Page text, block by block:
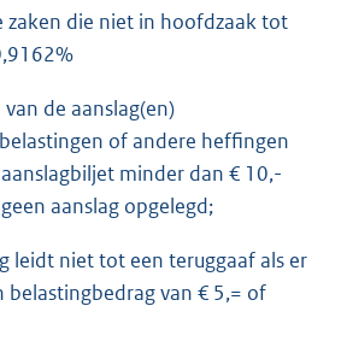
zaken die niet in hoofdzaak tot
de aanslag(en)
of andere heffingen
minder dan € 10,-
aanslag opgelegd;
leidt niet tot een teruggaaf als er
belastingbedrag van € 5,= of